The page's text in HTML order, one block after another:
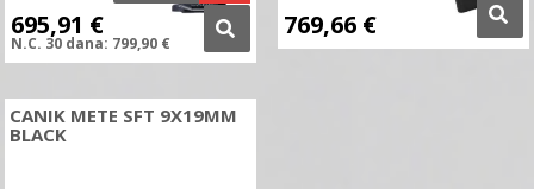
695,91 €
N.C. 30 dana: 799,90 €
769,66 €
CANIK METE SFT 9X19MM
BLACK